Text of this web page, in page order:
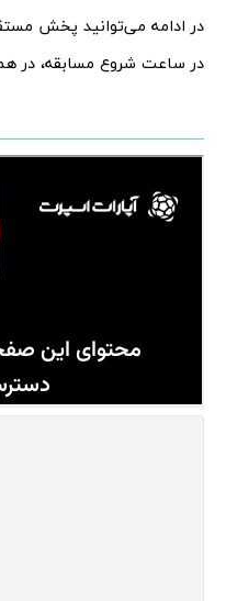
در ساعت شروع مسابقه، در